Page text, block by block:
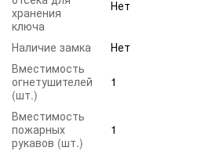
хранения
ключа
Нет
Наличие замка
Нет
Вместимость
огнетушителей
(шт.)
1
Вместимость
пожарных
рукавов (шт.)
1